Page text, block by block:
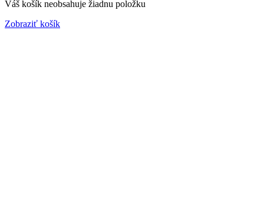
Váš košík neobsahuje žiadnu položku
Zobraziť košík